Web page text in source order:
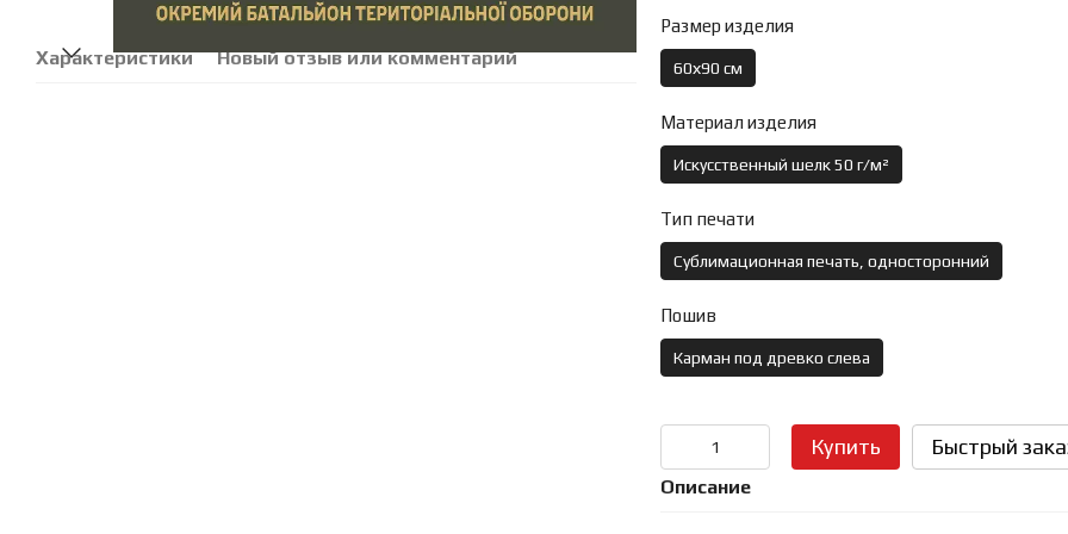
Характеристики Новый отзыв или комментарий
Размер изделия
60х90 см
Материал изделия
Искусственный шелк 50 г/м²
Тип печати
Сублимационная печать, односторонний
Пошив
Карман под древко слева
Купить Быстрый
Описание